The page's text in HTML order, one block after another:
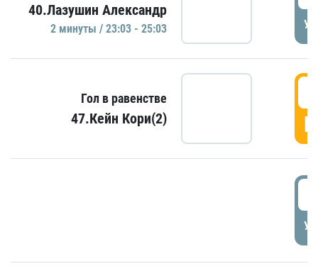
40.Лазушин Александр
2 минуты / 23:03 - 25:03
Гол в равенстве
47.Кейн Кори(2)